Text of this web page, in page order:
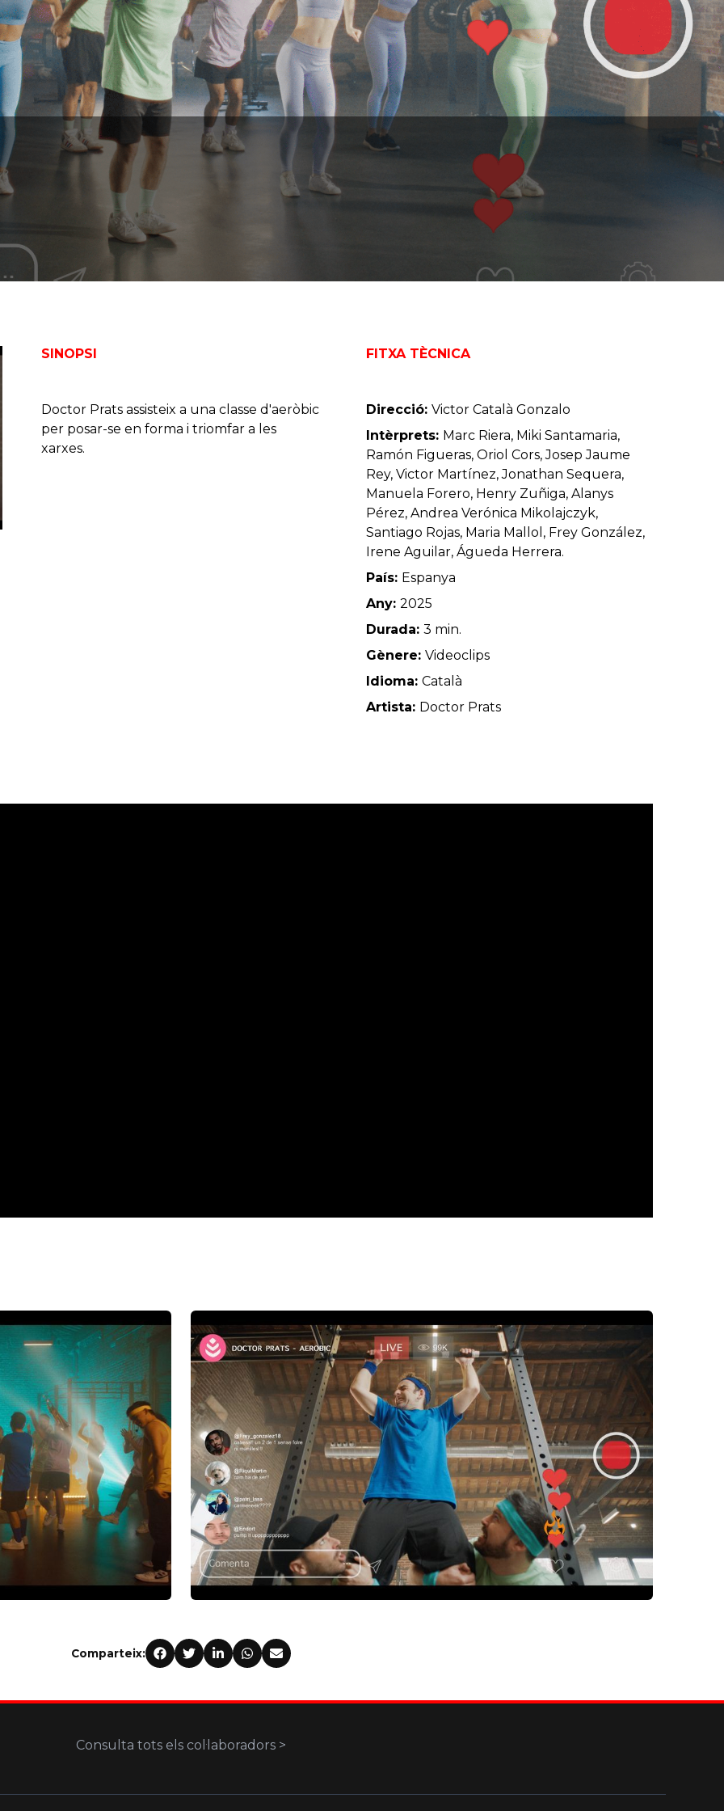
SINOPSI
Doctor Prats assisteix a una classe d'aeròbic
per posar-se en forma i triomfar a les
xarxes.
FITXA TÈCNICA
Direcció:Victor Català Gonzalo
Intèrprets: Marc Riera, Miki Santamaria,
Ramón Figueras, Oriol Cors, Josep Jaume
Rey, Victor Martínez, Jonathan Sequera,
Manuela Forero, Henry Zuñiga, Alanys
Pérez, Andrea Verónica Mikolajczyk,
Santiago Rojas, Maria Mallol, Frey González,
Irene Aguilar, Águeda Herrera.
País: Espanya
Any:2025
Durada:3 min.
Gènere:Videoclips
Idioma:Català
Artista: Doctor Prats
Comparteix:
Consulta tots els col·laboradors >